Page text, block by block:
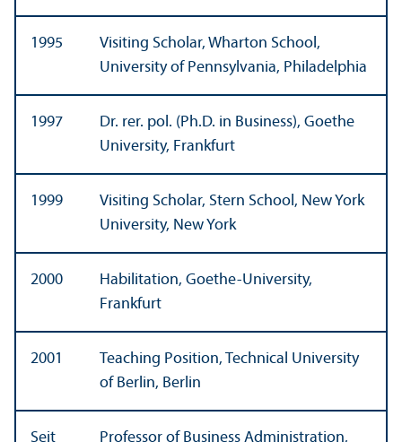
1995
Visiting Scholar, Wharton School,
University of Pennsylvania, Philadelphia
1997
Dr. rer. pol. (Ph.D. in Business), Goethe
University, Frankfurt
1999
Visiting Scholar, Stern School, New York
University, New York
2000
Habilitation, Goethe-University,
Frankfurt
2001
Teaching Position, Technical University
of Berlin, Berlin
Seit
Professor of Business Administration,